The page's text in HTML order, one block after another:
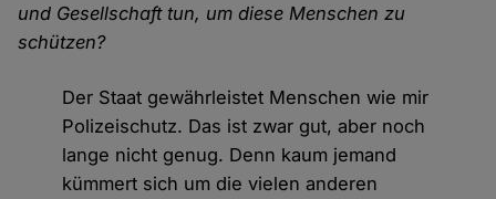
und Gesellschaft tun, um diese Menschen zu
schützen?
Der Staat gewährleistet Menschen wie mir
Polizeischutz. Das ist zwar gut, aber noch
lange nicht genug. Denn kaum jemand
kümmert sich um die vielen anderen